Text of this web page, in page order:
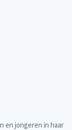
en jongeren in haar